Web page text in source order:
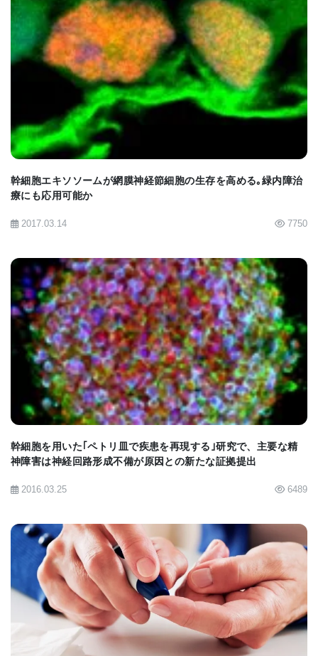
た」とエンボルグ博士は述べる。
サルを用いた前臨床研究の意義
今回の研究は、右心室圧負荷を伴う心疾患に対する
幹細胞治療の初の非ヒト霊長類モデルとしての成功
例 となった。
アカゲザルは、心臓病、腎疾患、パーキンソン病、
「心疾患を抱える動物モデルでの移植成功は、先天
性心疾患の患者に対する臨床応用への大きな一歩と
なります」とエンボルグ博士は述べている。
マリナ・エンボルグ博士（Marina Emborg, MD,
PhD）
[ News release Cell Transplantation article ]
BIOMARKET JP
幹細胞エキソソームが網膜神経節細胞の生存を高める｡緑内障治
療にも応用可能か
2017.03.14 7750
BIOMARKET JP
幹細胞を用いた｢ペトリ皿で疾患を再現する｣研究で、主要な精
神障害は神経回路形成不備が原因との新たな証拠提出
2016.03.25 6489
BIOMARKET JP